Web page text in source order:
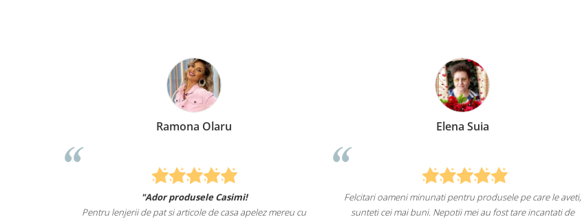
Ramona Olaru
"Ador produsele Casimi!
Pentru lenjerii de pat si articole de casa apelez mereu cu
Elena Suia
Felcitari oameni minunati pentru produsele pe care le aveti,
sunteti cei mai buni. Nepotii mei au fost tare incantati de